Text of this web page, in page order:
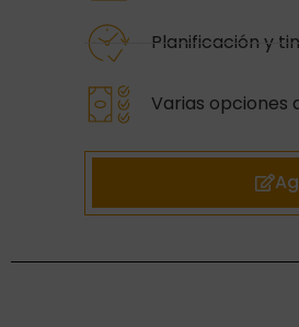
Planificación y
Varias opciones